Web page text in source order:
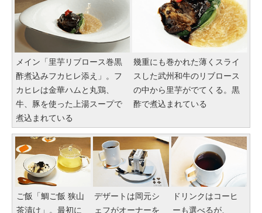
メイン「里芋リブロース巻黒
酢煮込みフカヒレ添え」。フ
カヒレは金華ハムと丸鶏、
牛、豚を使った上湯スープで
煮込まれている
幾重にも巻かれた薄くスライ
スした武州和牛のリブロース
の中から里芋がでてくる。黒
酢で煮込まれている
ご飯「鯛ご飯 狭山
茶漬け」。最初に
デザートは岡元シ
ェフがオーナーを
ドリンクはコーヒ
ーも選べるが、